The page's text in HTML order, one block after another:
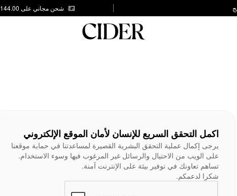
شحن مجاني على AED 144.00
اكمل التحقق السريع للإنسان لأمان الموقع الإلكتروني
يرجى إكمال عملية التحقق البشرية القصيرة لمساعدتنا في حماية موقعنا
على الويب من الاحتيال والرسائل غير المرغوب فيها وسوء الاستخدام.
تساهم تعاونك في توفير بيئة على الإنترنت آمنة.
شكرا لدعمكم.